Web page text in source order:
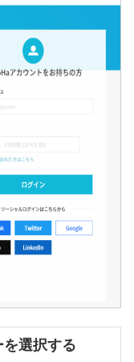
選択する